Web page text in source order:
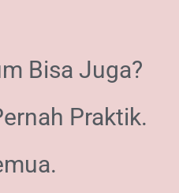
Bisa Juga?
Praktik.